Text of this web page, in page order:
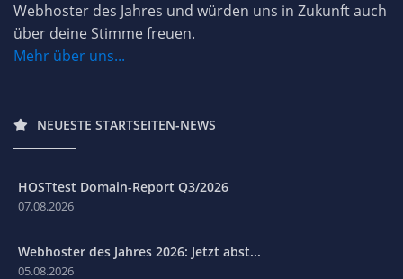
Webhoster des Jahres und würden uns in Zukunft auch
über deine Stimme freuen.
Mehr über uns...
NEUESTE STARTSEITEN-NEWS
HOSTtest Domain-Report Q3/2026
07.08.2026
Webhoster des Jahres 2026: Jetzt abst...
05.08.2026